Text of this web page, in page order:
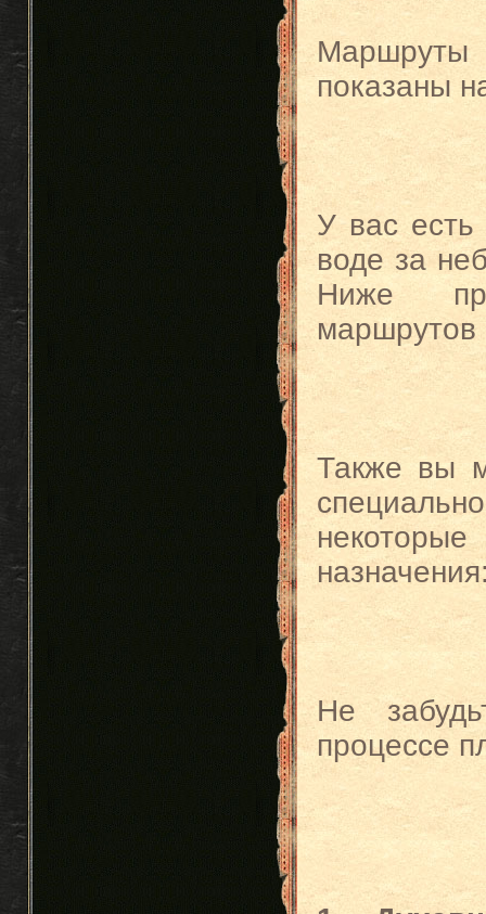
показаны
У вас есть
воде за
Ниже
маршрутов
Также вы
Не
процессе